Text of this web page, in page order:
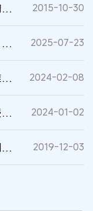
将他人商标作为关键词搜索构成不正当竞争 2015-10-30
将他人商标作为搜索关键词，是否侵权？ 2025-07-23
将他人商标设置为搜索引擎推广关键词不正当竞案 2024-02-08
​搜索关键词隐性使用行为未侵害他人合法权益的不构成不正当竞争 2024-01-02
将他人商标设置为搜索关键词的行为性质分析 2019-12-03